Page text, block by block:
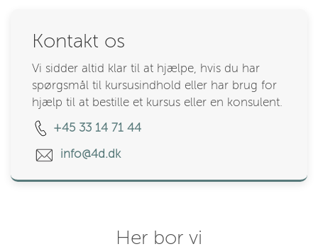
Kontakt os
Vi sidder altid klar til at hjælpe, hvis du har
spørgsmål til kursusindhold eller har brug for
hjælp til at bestille et kursus eller en konsulent.
+45 33 14 71 44
info@4d.dk
Her bor vi